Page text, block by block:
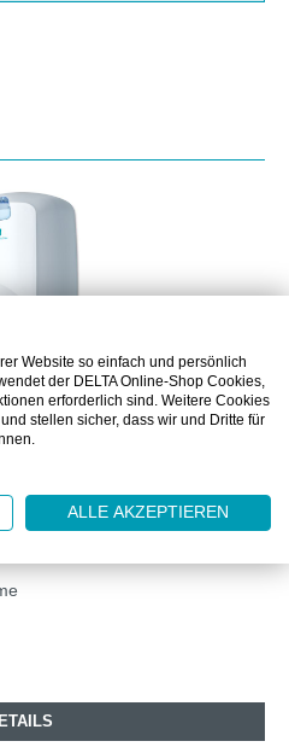
MIDI
Website so einfach und persönlich
der DELTA Online-Shop Cookies,
erforderlich sind. Weitere Cookies
stellen sicher, dass wir und Dritte für
ALLE AKZEPTIEREN